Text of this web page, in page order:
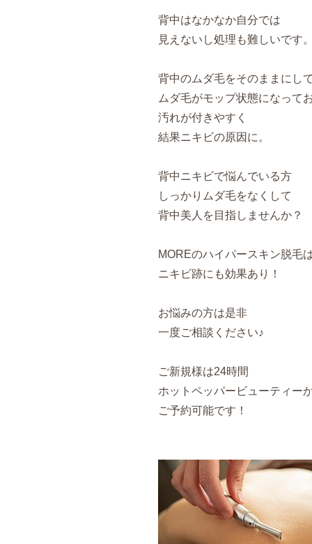
背中はなかなか自分では
見えないし処理も難しいです。
背中のムダ毛をそのままにし
ムダ毛がモップ状態になって
汚れが付きやすく
結果ニキビの原因に。
背中ニキビで悩んでいる方
しっかりムダ毛をなくして
背中美人を目指しませんか？
MOREのハイパースキン脱毛
ニキビ跡にも効果あり！
お悩みの方は是非
一度ご相談ください♪
ご新規様は24時間
ホットペッパービューティー
ご予約可能です！